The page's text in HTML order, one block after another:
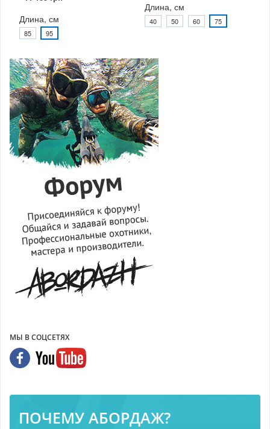
Длина, см
85 95
Длина, см
40 50 60 75
МЫ В СОЦСЕТЯХ
ПОЧЕМУ АБОРДАЖ?